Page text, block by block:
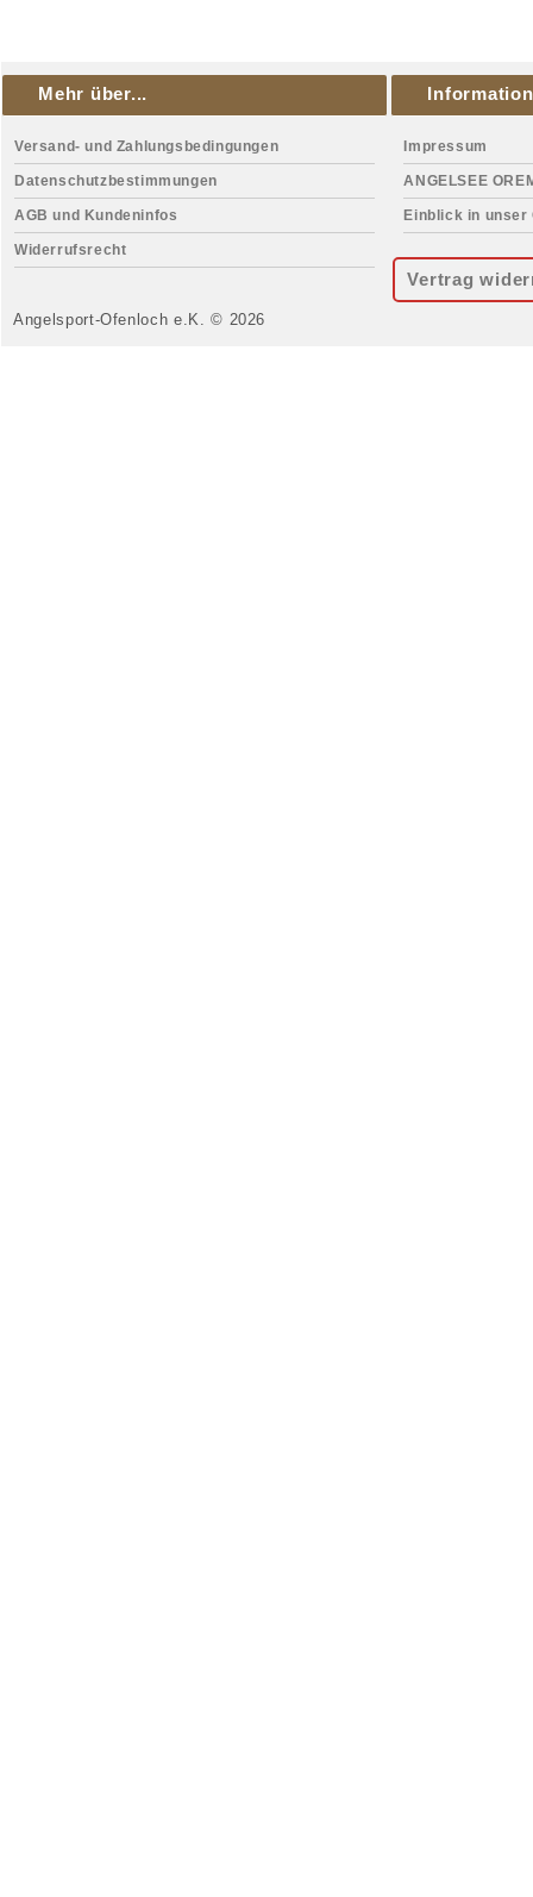
Mehr über...
Versand- und Zahlungsbedingungen
Datenschutzbestimmungen
AGB und Kundeninfos
Widerrufsrecht
Impressum
ANGELSEE
Einblick in unser
Vertrag
Angelsport-Ofenloch e.K. © 2026